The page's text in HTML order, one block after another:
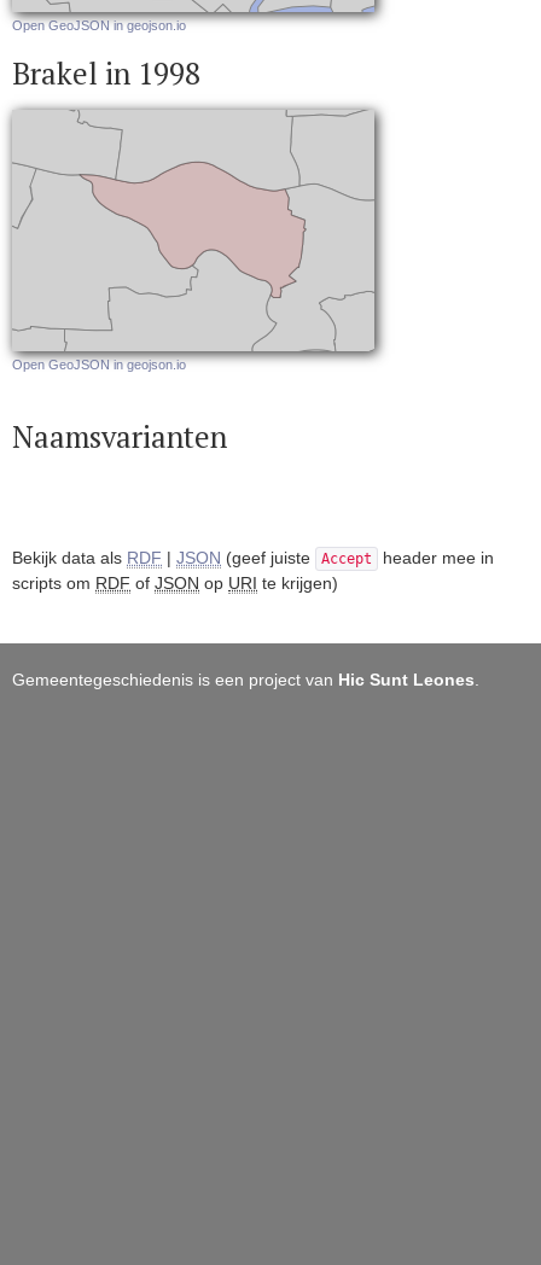
Open GeoJSON in geojson.io
Brakel in 1998
Open GeoJSON in geojson.io
Naamsvarianten
Bekijk data als RDF | JSON (geef juiste Accept
header mee in
scripts om RDF of JSON op URI te krijgen)
Gemeentegeschiedenis is een project van Hic Sunt Leones